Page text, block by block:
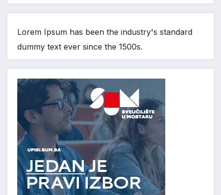
Lorem Ipsum has been the industry's standard
dummy text ever since the 1500s.